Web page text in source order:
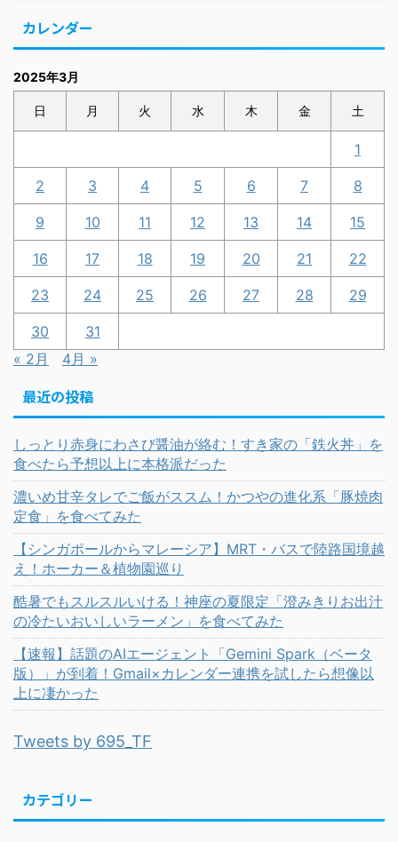
カレンダー
2025年3月
日 月 火 水 木 金 土
1
2 3 4 5 6 7 8
9 10 11 12 13 14 15
16 17 18 19 20 21 22
23 24 25 26 27 28 29
30
31
« 2月
4月 »
最近の投稿
しっとり赤身にわさび醤油が絡む！すき家の「鉄火丼」を
食べたら予想以上に本格派だった
濃いめ甘辛タレでご飯がススム！かつやの進化系「豚焼肉
定食」を食べてみた
【シンガポールからマレーシア】MRT・バスで陸路国境越
え！ホーカー＆植物園巡り
酷暑でもスルスルいける！神座の夏限定「澄みきりお出汁
の冷たいおいしいラーメン」を食べてみた
【速報】話題のAIエージェント「Gemini Spark（ベータ
版）」が到着！Gmail×カレンダー連携を試したら想像以
上に凄かった
Tweets by 695_TF
カテゴリー